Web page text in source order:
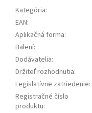
Kategória:
EAN:
Aplikačná forma:
Balení:
Dodávatelia:
Držiteľ rozhodnutia:
Legislatívne zatriedenie:
Registračné číslo
produktu: